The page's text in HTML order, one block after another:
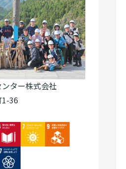
ター株式会社
36
Image Image